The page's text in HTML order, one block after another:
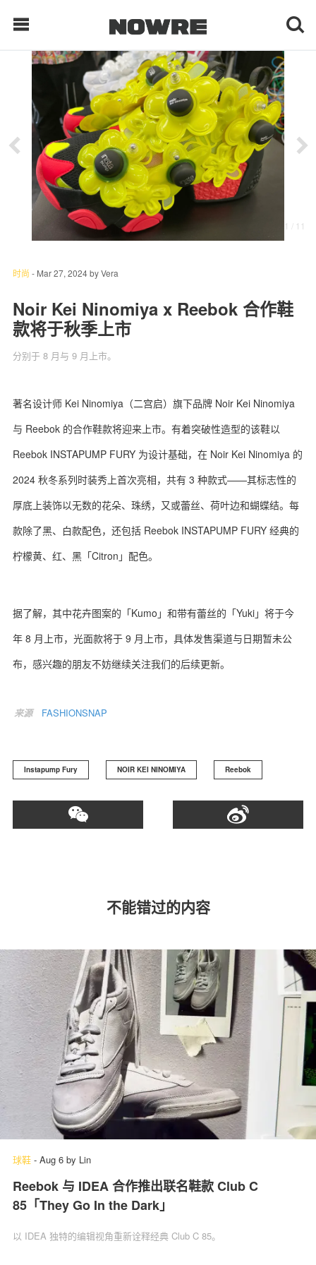
每日鲜榨
现客视点
每日栏目
时 尚
球 鞋
科 技
1 / 11
时尚 - Mar 27, 2024byVera
Noir Kei Ninomiya x Reebok 合作鞋
款将于秋季上市
分别于 8 月与 9 月上市。
著名设计师 Kei Ninomiya（二宫启）旗下品牌 Noir Kei Ninomiya
与 Reebok 的合作鞋款将迎来上市。有着突破性造型的该鞋以
Reebok INSTAPUMP FURY 为设计基础，在 Noir Kei Ninomiya 的
2024 秋冬系列时装秀上首次亮相，共有 3 种款式——其标志性的
厚底上装饰以无数的花朵、珠绣，又或蕾丝、荷叶边和蝴蝶结。每
款除了黑、白款配色，还包括 Reebok INSTAPUMP FURY 经典的
柠檬黄、红、黑「Citron」配色。
据了解，其中花卉图案的「Kumo」和带有蕾丝的「Yuki」将于今
年 8 月上市，光面款将于 9 月上市，具体发售渠道与日期暂未公
布，感兴趣的朋友不妨继续关注我们的后续更新。
来源 FASHIONSNAP
Instapump Fury NOIR KEI NINOMIYA Reebok
不能错过的内容
球鞋 - Aug 6 by Lin
Reebok 与 IDEA 合作推出联名鞋款 Club C
85「They Go In the Dark」
以 IDEA 独特的编辑视角重新诠释经典 Club C 85。